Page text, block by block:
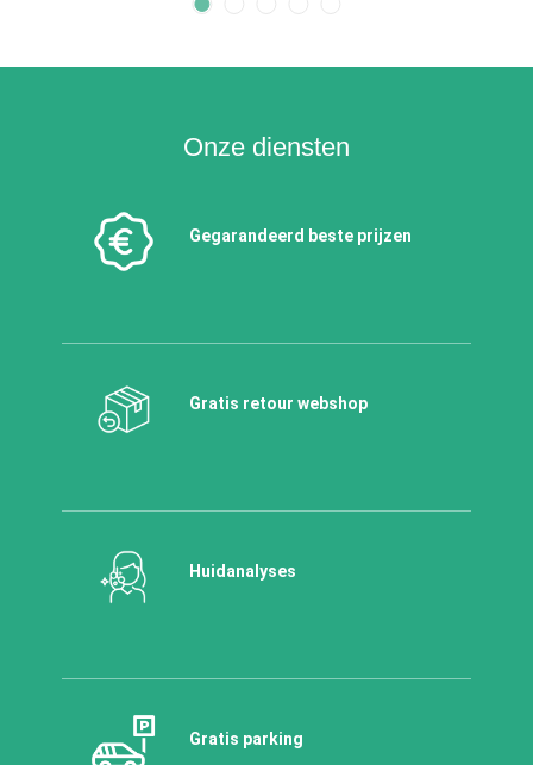
Onze diensten
Gegarandeerd beste prijzen
Gratis retour webshop
Huidanalyses
Gratis parking